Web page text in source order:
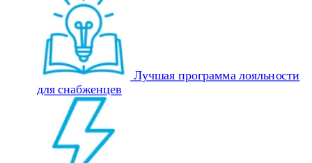
Лучшая программа лояльности
для снабженцев